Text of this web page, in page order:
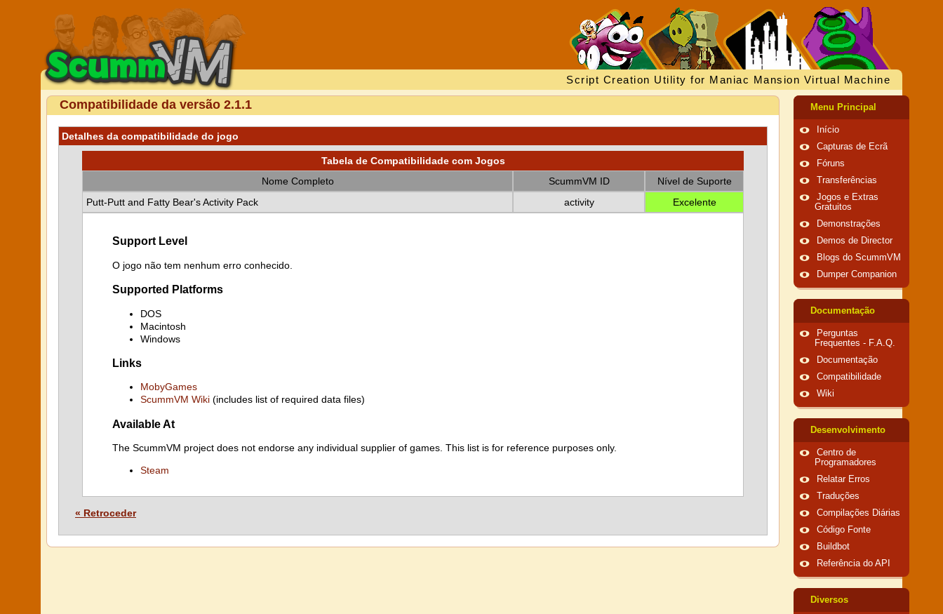
Script Creation Utility for Maniac Mansion Virtual Machine
Compatibilidade da versão 2.1.1
Detalhes da compatibilidade do jogo
Tabela de Compatibilidade com Jogos
Nome Completo
ScummVM ID
Nível de Suporte
Putt-Putt and Fatty Bear's Activity Pack
activity Excelente
Support Level
O jogo não tem nenhum erro conhecido.
Supported Platforms
DOS
Macintosh
Windows
Links
MobyGames
ScummVM Wiki (includes list of required data files)
Available At
The ScummVM project does not endorse any individual supplier of games. This list is for reference purposes only.
Steam
« Retroceder
Menu Principal
Início
Capturas de Ecrã
Fóruns
Transferências
Jogos e Extras
Gratuitos
Demonstrações
Demos de Director
Blogs do ScummVM
Dumper Companion
Documentação
Perguntas
Frequentes - F.A.Q.
Documentação
Compatibilidade
Wiki
Desenvolvimento
Centro de
Programadores
Relatar Erros
Traduções
Compilações Diárias
Código Fonte
Buildbot
Referência do API
Diversos